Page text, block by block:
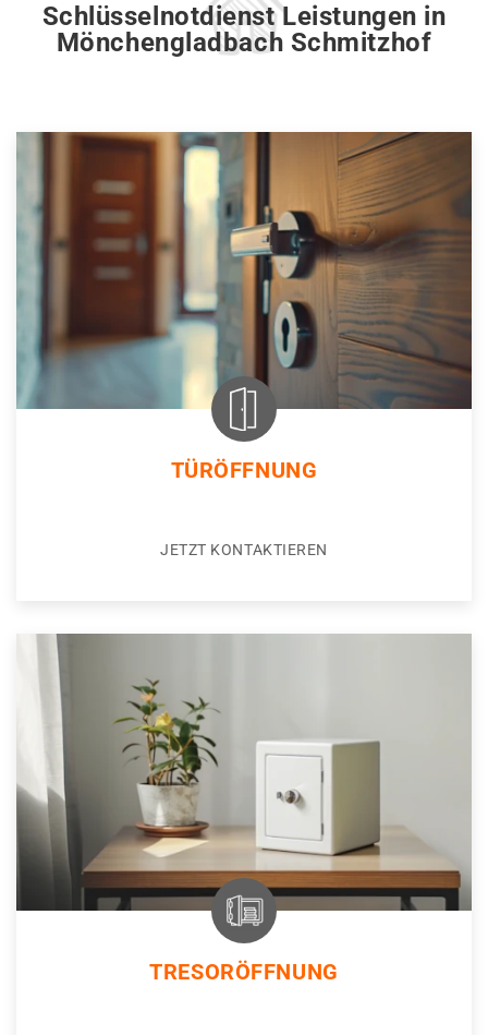
Schlüsselnotdienst Leistungen in
Mönchengladbach Schmitzhof
TÜRÖFFNUNG
JETZT KONTAKTIEREN
TRESORÖFFNUNG